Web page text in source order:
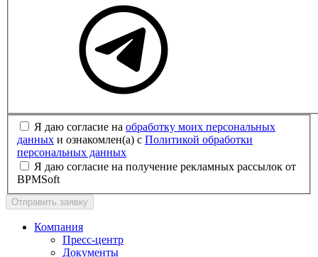
Я даю согласие на обработку моих персональных
данных и ознакомлен(а) с Политикой обработки
персональных данных
Я даю согласие на получение рекламных рассылок от
BPMSoft
Отправить заявку
Компания
Пресс-центр
Документы